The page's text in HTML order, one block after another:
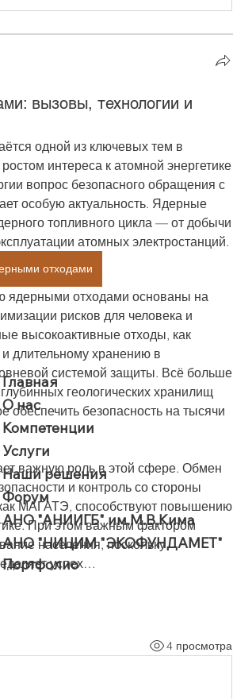
вызовы, технологии и
одной из ключевых тем в
интереса к атомной энергетике
вопрос безопасного обращения с
особую актуальность. Ядерные
топливного цикла — от добычи
атомных электростанций.
отходами
ядерными отходами основаны на
рисков для человека и
высокоактивные отходы, как
длительному хранению в
системой защиты. Всё больше
геологических хранилищ
обеспечить безопасность на тысячи
важную роль в этой сфере. Обмен
и контроль со стороны
МАГАТЭ, способствуют повышению
При этом важным фактором
населения, поскольку
успех…
4 просмотра
Главная
О нас
Компетенции
Услуги
Наши решения
Форум
АНО "АНИИГБ" им.М.В.Кима
АНО "НИЦИМ "ЭКОФУНДАМЕТ"
Портфолио